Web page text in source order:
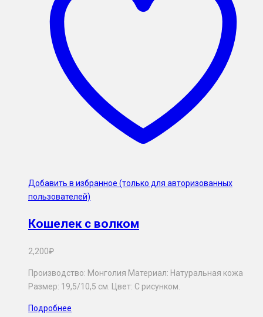
Добавить в избранное (только для авторизованных
пользователей)
Кошелек с волком
2,200₽
Производство: Монголия Материал: Натуральная кожа
Размер: 19,5/10,5 см. Цвет: С рисунком.
Подробнее